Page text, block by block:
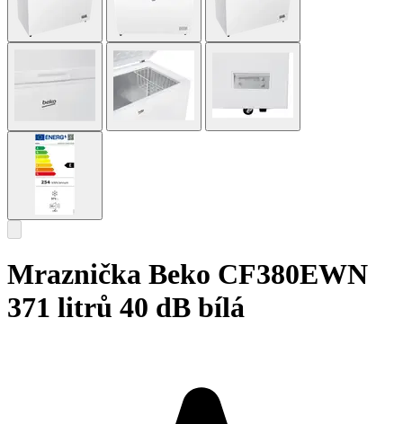
Mraznička Beko CF380EWN
371 litrů 40 dB bílá